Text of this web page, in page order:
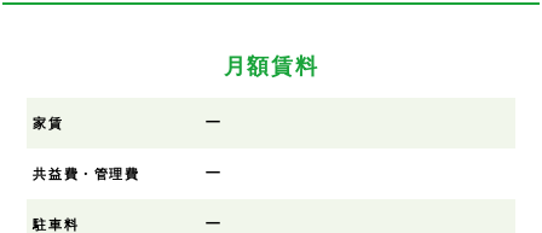
月額賃料
家賃 ー
共益費・管理費 ー
駐車料 ー